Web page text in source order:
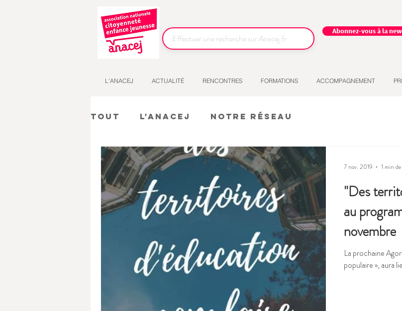
Abonnez-vous à la
L'ANACEJ ACTUALITÉ RENCONTRES FORMATIONS ACCOMPAGNEMENT
Tout L'Anacej Notre réseau
"Des
au
novembre
La prochaine Agorajep sur le thème «
populaire », aura
7 nov. 2019 1 min